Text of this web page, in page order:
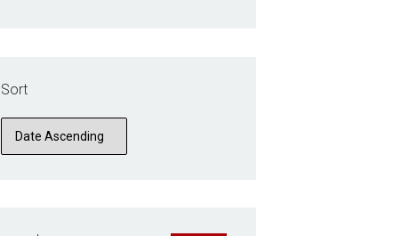
Sort